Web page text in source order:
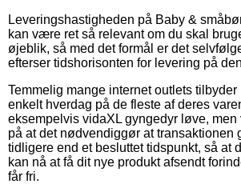
Leveringshastigheden på Baby &
kan være ret så relevant om du skal
øjeblik, så med det formål er det
efterser tidshorisonten for levering på
Temmelig mange internet outlets tilbyder
enkelt hverdag på de fleste af deres
eksempelvis vidaXL gyngedyr løve,
på at det nødvendiggør at transaktionen
tidligere end et besluttet tidspunkt, så at
kan nå at få dit nye produkt afsendt
får fri.